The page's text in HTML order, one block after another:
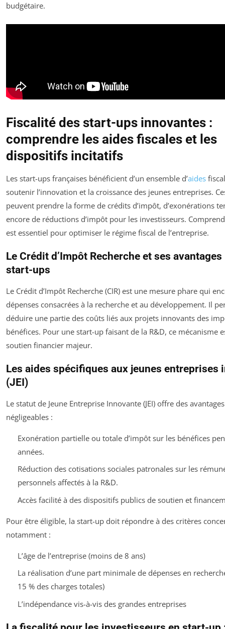
budgétaire.
Fiscalité des start-ups innovantes :
comprendre les aides fiscales et les
dispositifs incitatifs
Les start-ups françaises bénéficient d’un ensemble d’aides
soutenir l’innovation et la croissance des jeunes entreprises.
peuvent prendre la forme de crédits d’impôt, d’exonérations
encore de réductions d’impôt pour les investisseurs.
est essentiel pour optimiser le régime fiscal de l’entreprise.
Le Crédit d’Impôt Recherche et ses
start-ups
Le Crédit d’Impôt Recherche (CIR) est une mesure phare qui
dépenses consacrées à la recherche et au développement. Il
déduire une partie des coûts liés aux projets innovants des
bénéfices. Pour une start-up faisant de la R&D, ce mécanisme
soutien financier majeur.
Les aides spécifiques aux jeunes entreprises
(JEI)
Le statut de Jeune Entreprise Innovante (JEI) offre des
négligeables :
Exonération partielle ou totale d’impôt sur les bénéfices
années.
Réduction des cotisations sociales patronales sur les
personnels affectés à la R&D.
Accès facilité à des dispositifs publics de soutien et
Pour être éligible, la start-up doit répondre à des critères
notamment :
L’âge de l’entreprise (moins de 8 ans)
La réalisation d’une part minimale de dépenses en
15 % des charges totales)
L’indépendance vis-à-vis des grandes entreprises